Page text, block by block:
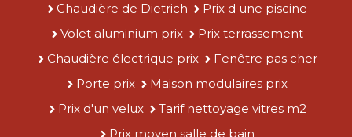
Chaudière de Dietrich
Prix d une piscine
Volet aluminium prix
Prix terrassement
Chaudière électrique prix
Fenêtre pas cher
Porte prix
Maison modulaires prix
Prix d'un velux
Tarif nettoyage vitres m2
Prix moyen salle de bain